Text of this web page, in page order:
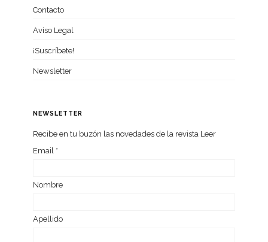
Contacto
Aviso Legal
¡Suscríbete!
Newsletter
NEWSLETTER
Recibe en tu buzón las nove­da­des de la revista Leer
Email *
Nom­bre
Ape­llido